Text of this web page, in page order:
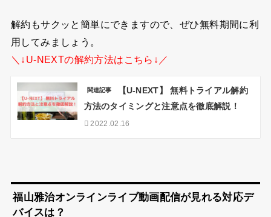
解約もサクッと簡単にできますので、ぜひ無料期間に利
用してみましょう。
＼↓U-NEXTの解約方法はこちら↓／
関連記事
【U-NEXT】 無料トライアル解約
方法のタイミングと注意点を徹底解説！
2022.02.16
福山雅治オンラインライブ動画配信が見れる対応デ
バイスは？